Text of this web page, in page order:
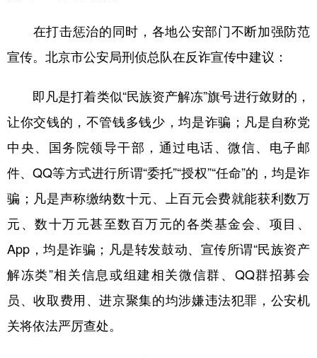
在打击惩治的同时，各地公安部门不断加强防范
宣传。北京市公安局刑侦总队在反诈宣传中建议：
即凡是打着类似“民族资产解冻”旗号进行敛财的，
让你交钱的，不管钱多钱少，均是诈骗；凡是自称党
中央、国务院领导干部，通过电话、微信、电子邮
件、QQ等方式进行所谓“委托”“授权”“任命”的，均是诈
骗；凡是声称缴纳数十元、上百元会费就能获利数万
元、数十万元甚至数百万元的各类基金会、项目、
App，均是诈骗；凡是转发鼓动、宣传所谓“民族资产
解冻类”相关信息或组建相关微信群、QQ群招募会
员、收取费用、进京聚集的均涉嫌违法犯罪，公安机
关将依法严厉查处。